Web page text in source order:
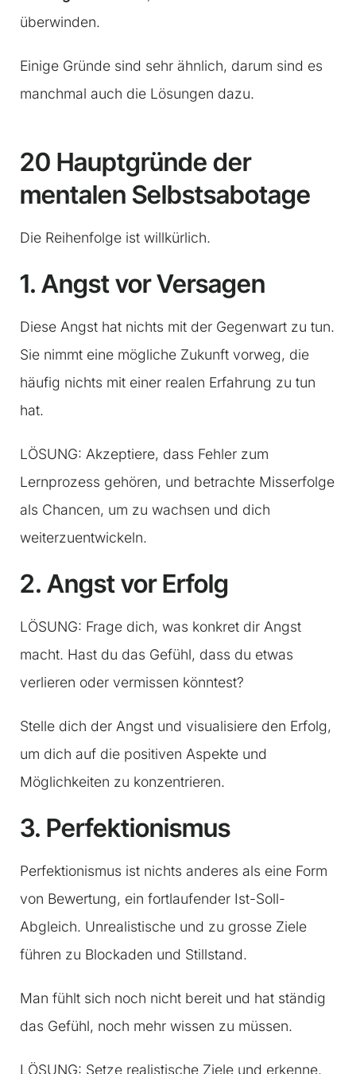
überwinden.
Einige Gründe sind sehr ähnlich, darum sind es
manchmal auch die Lösungen dazu.
20 Hauptgründe der
mentalen Selbstsabotage
Die Reihenfolge ist willkürlich.
1. Angst vor Versagen
Diese Angst hat nichts mit der Gegenwart zu tun.
Sie nimmt eine mögliche Zukunft vorweg, die
häufig nichts mit einer realen Erfahrung zu tun
hat.
LÖSUNG: Akzeptiere, dass Fehler zum
Lernprozess gehören, und betrachte Misserfolge
als Chancen, um zu wachsen und dich
weiterzuentwickeln.
2. Angst vor Erfolg
LÖSUNG: Frage dich, was konkret dir Angst
macht. Hast du das Gefühl, dass du etwas
verlieren oder vermissen könntest?
Stelle dich der Angst und visualisiere den Erfolg,
um dich auf die positiven Aspekte und
Möglichkeiten zu konzentrieren.
3. Perfektionismus
Perfektionismus ist nichts anderes als eine Form
von Bewertung, ein fortlaufender Ist-Soll-
Abgleich. Unrealistische und zu grosse Ziele
führen zu Blockaden und Stillstand.
Man fühlt sich noch nicht bereit und hat ständig
das Gefühl, noch mehr wissen zu müssen.
LÖSUNG: Setze realistische Ziele und erkenne,